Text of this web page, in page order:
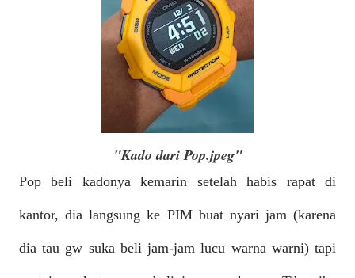
"Kado dari Pop.jpeg"
Pop beli kadonya kemarin setelah habis rapat di
kantor, dia langsung ke PIM buat nyari jam (karena
dia tau gw suka beli jam-jam lucu warna warni) tapi